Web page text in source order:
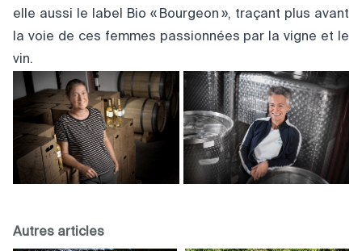
elle aussi le label Bio « Bourgeon », traçant plus avant
la voie de ces femmes passionnées par la vigne et le
vin.
Autres articles